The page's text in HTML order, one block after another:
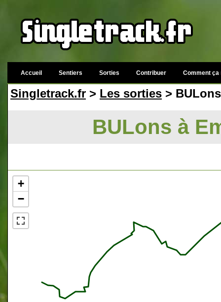
Accueil Sentiers Sorties Contribuer Comment ça
Singletrack.fr > Les sorties >
BULons à
+
−